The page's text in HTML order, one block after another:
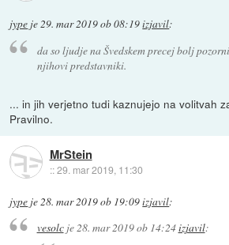
jype je29. mar 2019 ob 08:19izjavil:
da so ljudje na Švedskem precej bolj
njihovi predstavniki.
... in jih verjetno tudi kaznujejo na volitvah
Pravilno.
MrStein
::29. mar 2019, 11:30
jype je28. mar 2019 ob 19:09izjavil:
vesolcje28. mar 2019 ob 14:24izjavil: